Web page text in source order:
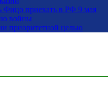
Фицо приехать в РФ 9 мая
войны
приоритетной целью